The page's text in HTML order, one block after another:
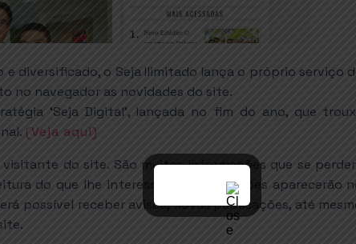
diversificado, o Seja Ilimitado lança o próprio serviço
no navegador as novidades do site.
‘Seja Digital’, lançada no fim do ano, que
(Veja aqui)
do site. São muitas informações que se
do que lhe interessa. As notificações aparecerão
possível receber avisos, novas publicações, até